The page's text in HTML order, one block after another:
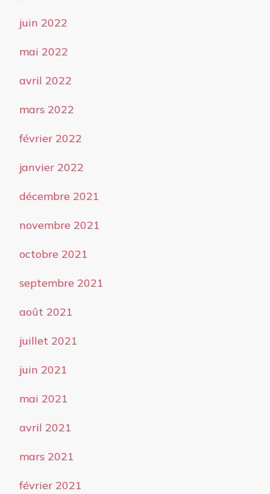
juin 2022
mai 2022
avril 2022
mars 2022
février 2022
janvier 2022
décembre 2021
novembre 2021
octobre 2021
septembre 2021
août 2021
juillet 2021
juin 2021
mai 2021
avril 2021
mars 2021
février 2021